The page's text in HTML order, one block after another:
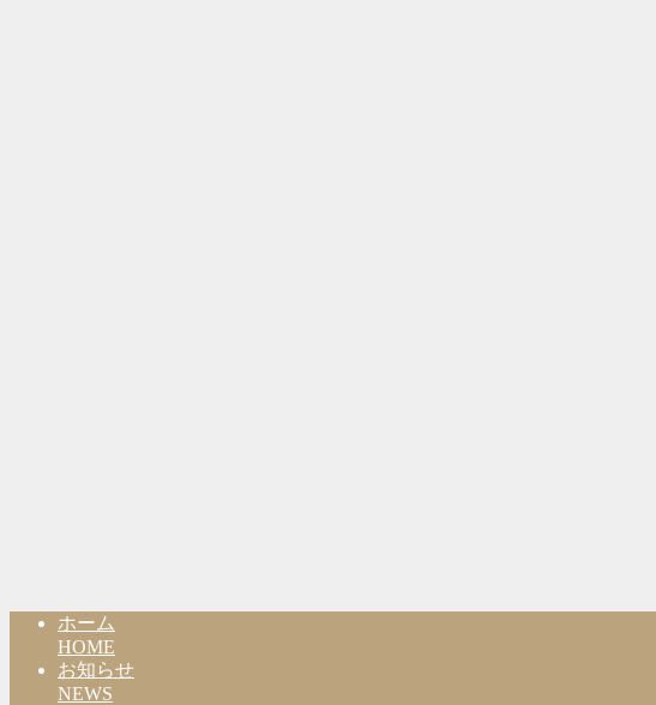
ホーム
HOME
お知らせ
NEWS